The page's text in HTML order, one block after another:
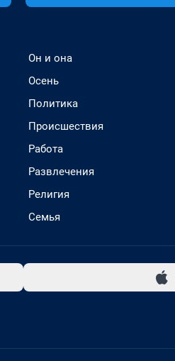
Он и она
Осень
Политика
Происшествия
Работа
Развлечения
Религия
Семья